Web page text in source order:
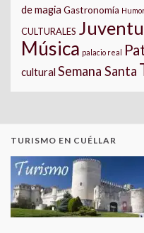
de magia Gastronomía
CULTURALES
Música palacio real
cultural Semana Santa
TURISMO EN CUÉLLAR